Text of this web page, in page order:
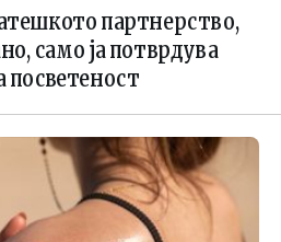
партнерство,
само ја потврдува
посветеност